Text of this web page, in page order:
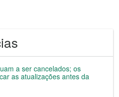
a ser cancelados; os
as atualizações antes da